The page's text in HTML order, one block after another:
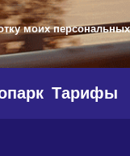
моих
Тарифы